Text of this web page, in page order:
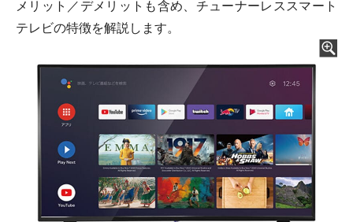
メリット／デメリットも含め、チューナーレススマート
テレビの特徴を解説します。